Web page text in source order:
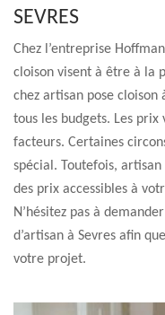
SEVRES
Chez l’entreprise
cloison visent à être à la
chez artisan pose cloison
tous les budgets. Les
facteurs. Certaines
spécial. Toutefois, artisan
des prix accessibles à
N’hésitez pas à
d’artisan à Sevres afin
votre projet.